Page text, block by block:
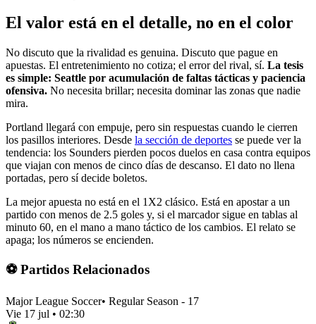
El valor está en el detalle, no en el color
No discuto que la rivalidad es genuina. Discuto que pague en
apuestas. El entretenimiento no cotiza; el error del rival, sí. La tesis
es simple: Seattle por acumulación de faltas tácticas y paciencia
ofensiva. No necesita brillar; necesita dominar las zonas que nadie
mira.
Portland llegará con empuje, pero sin respuestas cuando le cierren
los pasillos interiores. Desde la sección de deportes se puede ver la
tendencia: los Sounders pierden pocos duelos en casa contra equipos
que viajan con menos de cinco días de descanso. El dato no llena
portadas, pero sí decide boletos.
La mejor apuesta no está en el 1X2 clásico. Está en apostar a un
partido con menos de 2.5 goles y, si el marcador sigue en tablas al
minuto 60, en el mano a mano táctico de los cambios. El relato se
apaga; los números se encienden.
⚽ Partidos Relacionados
Major League Soccer• Regular Season - 17
Vie 17 jul • 02:30